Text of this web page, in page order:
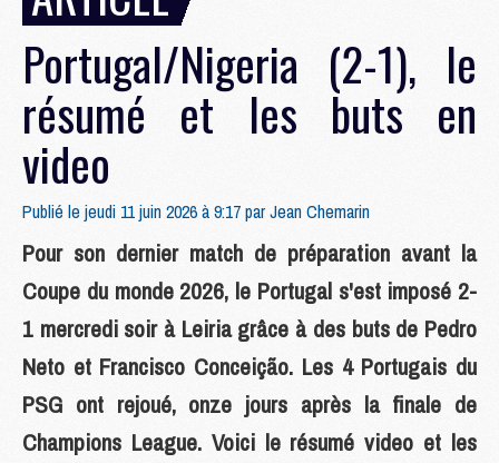
Portugal/Nigeria (2-1), le
résumé et les buts en
video
Publié le jeudi 11 juin 2026 à 9:17 parJean Chemarin
Pour son dernier match de préparation avant la
Coupe du monde 2026, le Portugal s'est imposé 2-
1 mercredi soir à Leiria grâce à des buts de Pedro
Neto et Francisco Conceição. Les 4 Portugais du
PSG ont rejoué, onze jours après la finale de
Champions League. Voici le résumé video et les